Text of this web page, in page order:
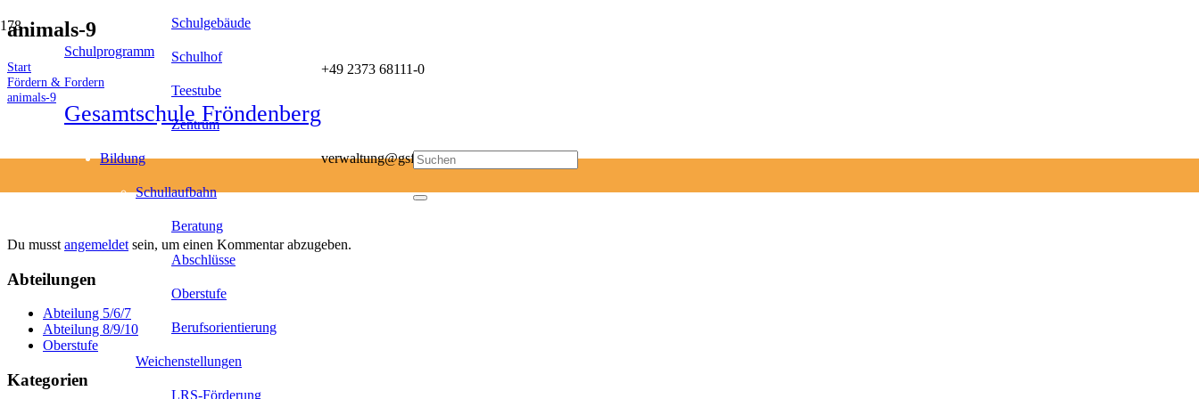
Schulprogramm
Gesamtschule Fröndenberg
+49 2373 68111-0
verwaltung@gsf-mail.de
Schulgebäude
Schulhof
Teestube
Zentrum
Bildung
Schullaufbahn
Beratung
Abschlüsse
Oberstufe
Berufsorientierung
Weichenstellungen
LRS-Förderung
animals-9
Start
Fördern & Fordern
animals-9
Du musst angemeldet sein, um einen Kommentar abzugeben.
Abteilungen
Abteilung 5/6/7
Abteilung 8/9/10
Oberstufe
Kategorien